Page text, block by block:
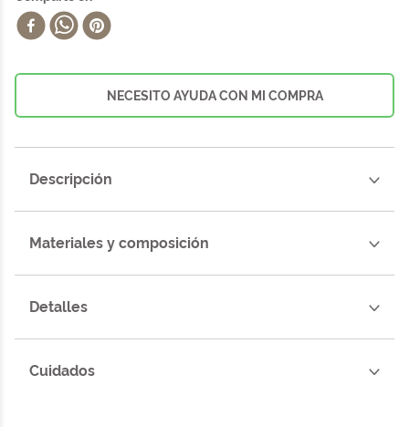
NECESITO AYUDA CON MI COMPRA
Descripción
Materiales y composición
Detalles
Cuidados